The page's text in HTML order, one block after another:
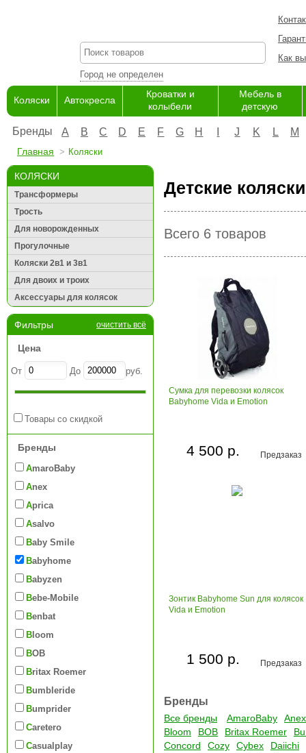
Город не определен
Как
Коляски Автокресла
Кроватки и
колыбели
Мебель в
детскую
Бренды A B C D E F G H J K L M
Главная Коляски
КОЛЯСКИ
Трансформеры
Трость
Для новорожденных
Прогулочные
Коляски 2в1 и 3в1
Для двоих и троих
Аксессуары для колясок
Фильтры очистить всё
Цена
От До руб.
Товары со скидкой
Бренды
AmaroBaby
Anex
Aprica
Asalvo
Baby Smile
Babyhome
Babyzen
Bebe-Mobile
Benbat
Bloom
BOB
Britax Roemer
Bumbleride
Bumprider
Caretero
Casualplay
Детские коляски
Всего 6 товаров
Сумка для перевозки колясок
Babyhome Vida и Emotion
Предзаказ
4 500 р.
Зонтик Babyhome Sun для колясок
Vida и Emotion
Предзаказ
1 500 р.
Бренды
Все бренды AmaroBaby
Anex
Bloom
BOB Britax Roemer
Concord
Cozy Cybex
Daiichi